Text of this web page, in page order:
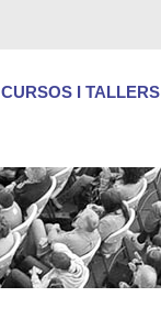
CURSOS I TALLERS